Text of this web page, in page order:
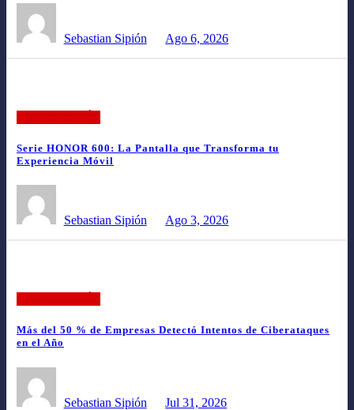
Sebastian Sipión Ago 6, 2026
Serie HONOR 600: La Pantalla que Transforma tu
Experiencia Móvil
Sebastian Sipión Ago 3, 2026
Más del 50 % de Empresas Detectó Intentos de Ciberataques
en el Año
Sebastian Sipión Jul 31, 2026